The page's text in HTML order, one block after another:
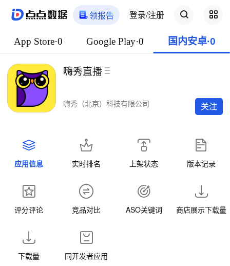
领报告 登录/注册
App Store·0 Google Play·0 国内安卓·0
嗨秀直播
嗨秀（北京）科技有限公司 关注
应用信息 实时排名 上架状态 版本记录
评分评论 竞品对比 ASO关键词 商店展示下载量
下载量 同开发者应用